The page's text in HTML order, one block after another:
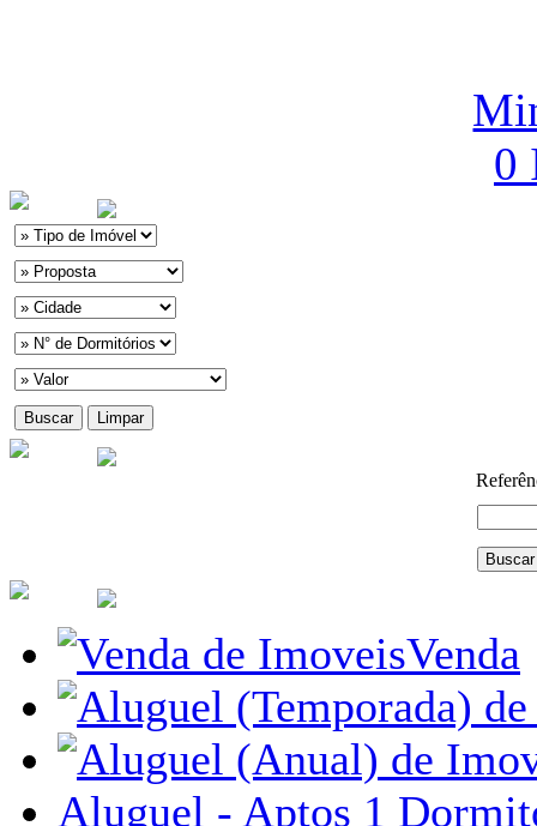
0
Venda
Aluguel - Aptos 1